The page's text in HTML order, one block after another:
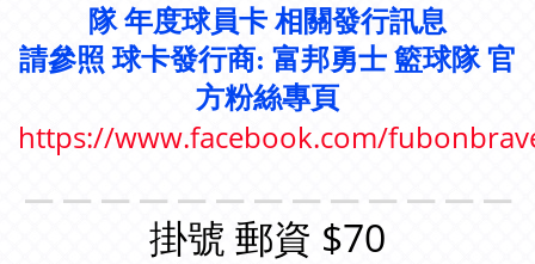
隊年度球員卡 相關發行訊息
請參照 球卡發行商: 富邦勇士 籃球隊 官
方粉絲專頁
https://www.facebook.com/
掛號 郵資 $70